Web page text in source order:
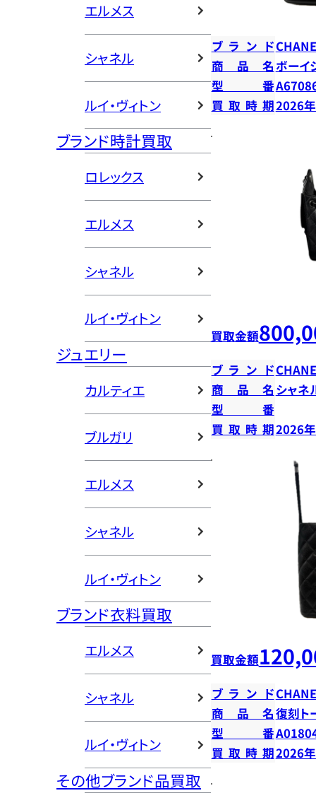
エルメス
シャネル
ルイ・ヴィトン
ブランド時計買取
ロレックス
エルメス
シャネル
ルイ・ヴィトン
ジュエリー
カルティエ
ブルガリ
エルメス
シャネル
ルイ・ヴィトン
ブランド衣料買取
エルメス
シャネル
ルイ・ヴィトン
その他ブランド品買取
ブランド
商品名ボーイ
型番
買取時期2026
買取金額
ブランド
商品名 シャネ
型番
買取時期2026
買取金額
ブランド
商品名復刻ト
型番
買取時期2026